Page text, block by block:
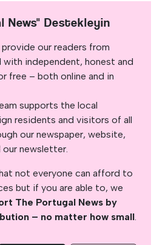
News" Destekleyin
our readers from
with independent, honest and
free – both online and in
supports the local
residents and visitors of all
our newspaper, website,
our newsletter.
not everyone can afford to
but if you are able to, we
The Portugal News by
– no matter how small.